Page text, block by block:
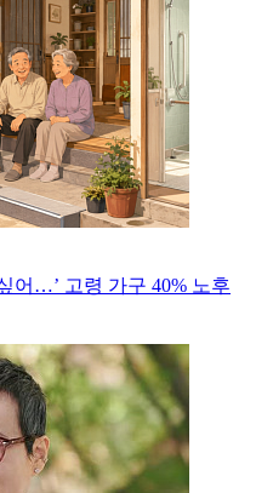
어…’ 고령 가구 40% 노후